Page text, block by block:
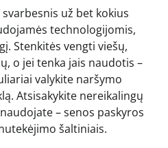
už bet kokius
technologijomis,
Stenkitės vengti viešų,
o jei tenka jais naudotis –
valykite naršymo
Atsisakykite nereikalingų
– senos paskyros
šaltiniais.